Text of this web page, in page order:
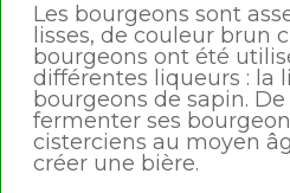
Les bourgeons sont
lisses, de couleur brun
bourgeons ont été
différentes liqueurs : la
bourgeons de sapin.
fermenter ses
cisterciens au moyen
créer une bière.